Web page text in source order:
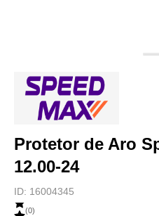
Protetor de Aro
12.00-24
ID: 16004345
(0)